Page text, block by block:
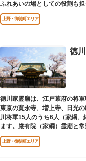
ふれあいの場としての役割も担
レンガ棟は、明治39年（1906
利用しています。
上野・御徒町エリア
徳
徳川家霊廟は、江戸幕府の将
東京の寛永寺、増上寺、日光
川将軍15人のうち6人（家綱
ます。厳有院（家綱）霊廟と
（1945）の空襲で大部分を焼失
上野・御徒町エリア